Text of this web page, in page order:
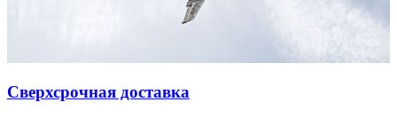
Сверхсрочная доставка